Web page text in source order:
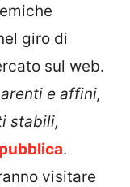
giro di
sul web.
e affini,
stabili,
.
visitare